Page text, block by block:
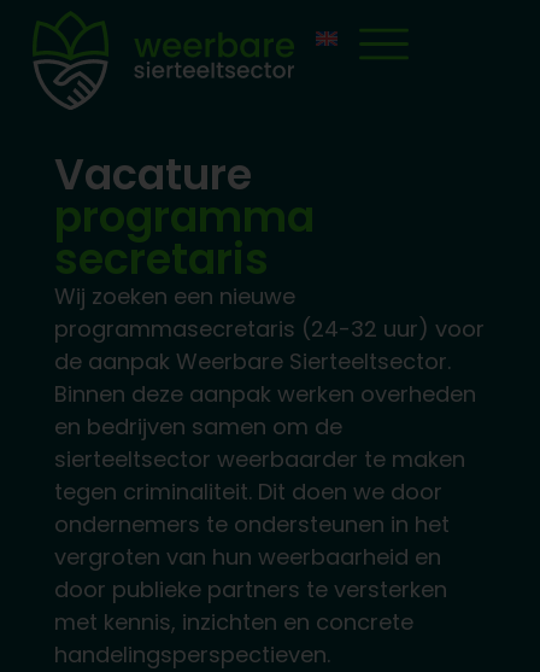
Vacature
programma
secretaris
Wij zoeken een nieuwe
programmasecretaris (24-32 uur) voor
de aanpak Weerbare Sierteeltsector.
Binnen deze aanpak werken overheden
en bedrijven samen om de
sierteeltsector weerbaarder te maken
tegen criminaliteit. Dit doen we door
ondernemers te ondersteunen in het
vergroten van hun weerbaarheid en
door publieke partners te versterken
met kennis, inzichten en concrete
handelingsperspectieven.